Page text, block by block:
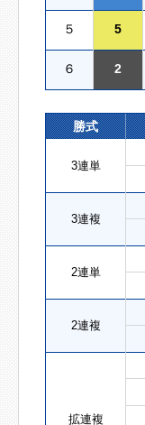
５ 5
６ 2
勝式
3連単
3連複
2連単
2連複
拡連複